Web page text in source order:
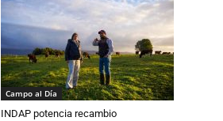
Campo al Día
INDAP potencia recambio